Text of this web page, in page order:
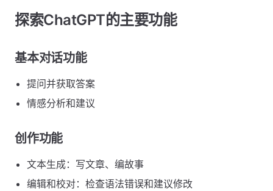
探索ChatGPT的主要功能
基本对话功能
提问并获取答案
情感分析和建议
创作功能
文本生成：写文章、编故事
编辑和校对：检查语法错误和建议修改